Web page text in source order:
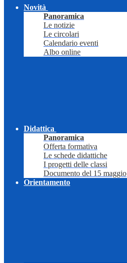
Novità
Panoramica
Le notizie
Le circolari
Calendario eventi
Albo online
Didattica
Panoramica
Offerta formativa
Le schede didattiche
I progetti delle classi
Documento del 15 maggio
Orientamento